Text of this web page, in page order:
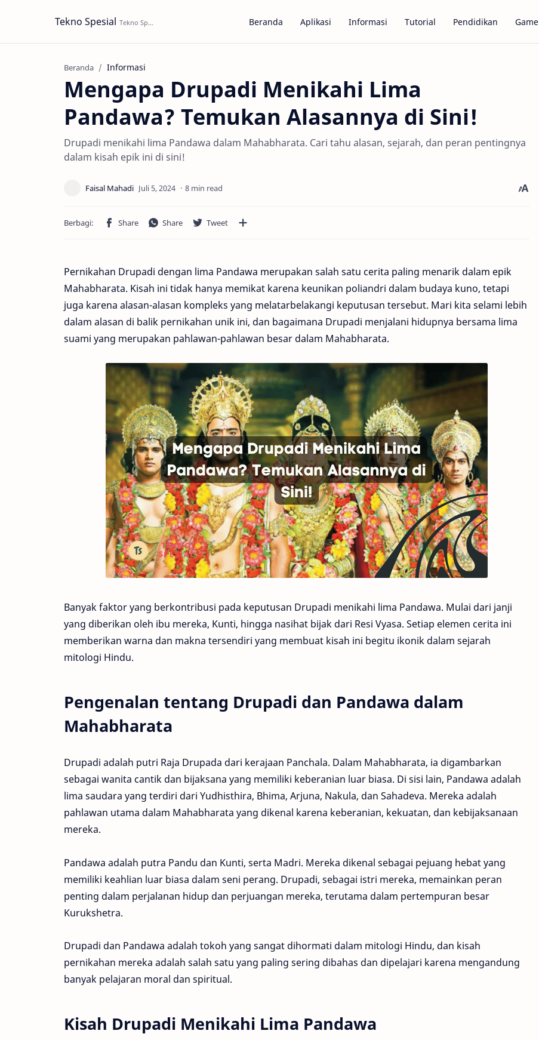
Tekno Spesial Beranda Aplikasi Informasi Tutorial Pendidikan Game
Beranda Informasi
Mengapa Drupadi Menikahi Lima
Pandawa? Temukan Alasannya di Sini!
Drupadi menikahi lima Pandawa dalam Mahabharata. Cari tahu alasan, sejarah, dan peran pentingnya
dalam kisah epik ini di sini!
8 min read
Pernikahan Drupadi dengan lima Pandawa merupakan salah satu cerita paling menarik dalam epik
Mahabharata. Kisah ini tidak hanya memikat karena keunikan poliandri dalam budaya kuno, tetapi
juga karena alasan-alasan kompleks yang melatarbelakangi keputusan tersebut. Mari kita selami lebih
dalam alasan di balik pernikahan unik ini, dan bagaimana Drupadi menjalani hidupnya bersama lima
suami yang merupakan pahlawan-pahlawan besar dalam Mahabharata.
Banyak faktor yang berkontribusi pada keputusan Drupadi menikahi lima Pandawa. Mulai dari janji
yang diberikan oleh ibu mereka, Kunti, hingga nasihat bijak dari Resi Vyasa. Setiap elemen cerita ini
memberikan warna dan makna tersendiri yang membuat kisah ini begitu ikonik dalam sejarah
mitologi Hindu.
Pengenalan tentang Drupadi dan Pandawa dalam
Mahabharata
Drupadi adalah putri Raja Drupada dari kerajaan Panchala. Dalam Mahabharata, ia digambarkan
sebagai wanita cantik dan bijaksana yang memiliki keberanian luar biasa. Di sisi lain, Pandawa adalah
lima saudara yang terdiri dari Yudhisthira, Bhima, Arjuna, Nakula, dan Sahadeva. Mereka adalah
pahlawan utama dalam Mahabharata yang dikenal karena keberanian, kekuatan, dan kebijaksanaan
mereka.
Pandawa adalah putra Pandu dan Kunti, serta Madri. Mereka dikenal sebagai pejuang hebat yang
memiliki keahlian luar biasa dalam seni perang. Drupadi, sebagai istri mereka, memainkan peran
penting dalam perjalanan hidup dan perjuangan mereka, terutama dalam pertempuran besar
Kurukshetra.
Drupadi dan Pandawa adalah tokoh yang sangat dihormati dalam mitologi Hindu, dan kisah
pernikahan mereka adalah salah satu yang paling sering dibahas dan dipelajari karena mengandung
banyak pelajaran moral dan spiritual.
Kisah Drupadi Menikahi Lima Pandawa